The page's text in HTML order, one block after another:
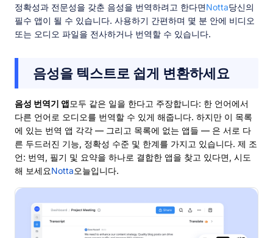
정확성과 전문성을 갖춘 음성을 번역하려고 한다면Notta당신의
필수 앱이 될 수 있습니다. 사용하기 간편하며 몇 분 안에 비디오
또는 오디오 파일을 전사하거나 번역할 수 있습니다.
음성을 텍스트로 쉽게 변환하세요
음성 번역기 앱모두 같은 일을 한다고 주장합니다: 한 언어에서
다른 언어로 오디오를 번역할 수 있게 해줍니다. 하지만 이 목록
에 있는 번역 앱 각각 — 그리고 목록에 없는 앱들 — 은 서로 다
른 두드러진 기능, 정확성 수준 및 한계를 가지고 있습니다. 제 조
언: 번역, 필기 및 요약을 하나로 결합한 앱을 찾고 있다면, 시도
해 보세요Notta오늘입니다.